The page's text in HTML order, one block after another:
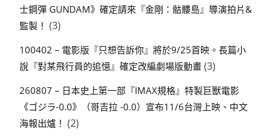
士鋼彈 GUNDAM》確定請來『金剛：骷髏島』導演拍片&
監製！ (3)
100402 – 電影版『只想告訴你』將於9/25首映。長篇小
說『對某飛行員的追憶』確定改編劇場版動畫 (3)
260807 – 日本史上第一部『IMAX規格』特製巨獸電影
《ゴジラ-0.0》（哥吉拉 -0.0）宣布11/6台灣上映、中文
海報出爐！ (2)